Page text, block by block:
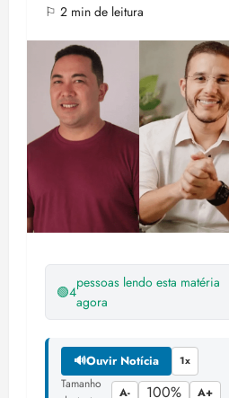
⚐ 2 min de leitura
🟢4
pessoas lendo esta matéria
agora
🔊Ouvir Notícia 1x
Tamanho
A- 100% A+